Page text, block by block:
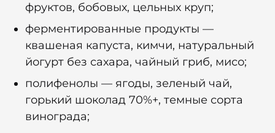
фруктов, бобовых, цельных круп;
ферментированные продукты —
квашеная капуста, кимчи, натуральный
йогурт без сахара, чайный гриб, мисо;
полифенолы — ягоды, зеленый чай,
горький шоколад 70%+, темные сорта
винограда;